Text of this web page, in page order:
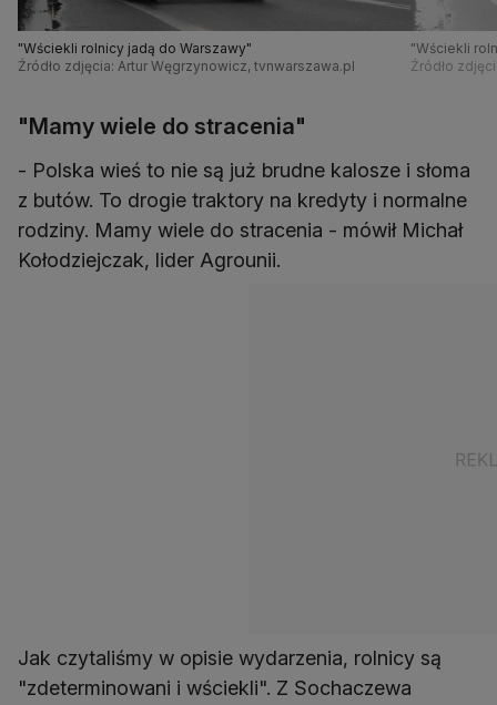
"Wściekli rolnicy jadą do Warszawy"
Źródło zdjęcia: Artur Węgrzynowicz, tvnwarszawa.pl
"Wściekli
Źródło
"Mamy wiele do stracenia"
- Polska wieś to nie są już brudne kalosze i słoma
z butów. To drogie traktory na kredyty i normalne
rodziny. Mamy wiele do stracenia - mówił Michał
Kołodziejczak, lider Agrounii.
Jak czytaliśmy w opisie wydarzenia, rolnicy są
"zdeterminowani i wściekli". Z Sochaczewa